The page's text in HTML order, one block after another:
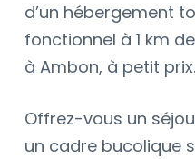
d’un hébergement
fonctionnel à 1 km
à Ambon, à petit prix.
Offrez-vous un
un cadre bucolique